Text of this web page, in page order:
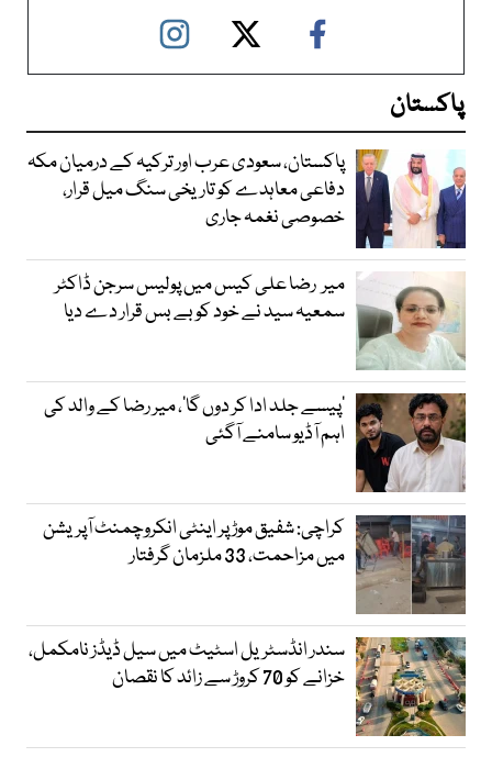
پاکستان
پاکستان، سعودی عرب اور ترکیہ کے درمیان مکہ
دفاعی معاہدے کو تاریخی سنگ میل قرار،
خصوصی نغمہ جاری
میر رضا علی کیس میں پولیس سرجن ڈاکٹر
سمعیہ سید نے خود کو بے بس قرار دے دیا
’پیسے جلد ادا کر دوں گا‘، میر رضا کے والد کی
اہم آڈیو سامنے آگئی
کراچی: شفیق موڑ پر اینٹی انکروچمنٹ آپریشن
میں مزاحمت، 33 ملزمان گرفتار
سندر انڈسٹریل اسٹیٹ میں سیل ڈیڈز نامکمل،
خزانے کو 70 کروڑ سے زائد کا نقصان